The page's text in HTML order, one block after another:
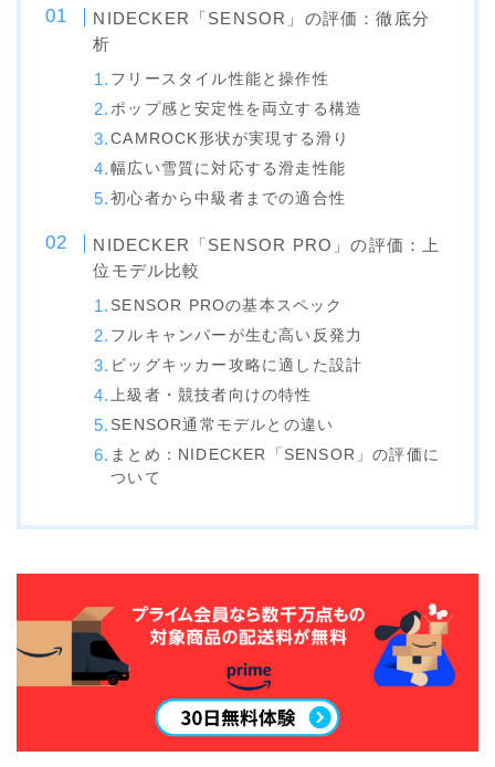
FIX
FLOW
NIDECKER
Now
SALOMON
UNION
YONEX
DEELUXE
FLUX
K2
NIDECKER「SENSOR」の評価：徹底分
析
フリースタイル性能と操作性
ポップ感と安定性を両立する構造
CAMROCK形状が実現する滑り
幅広い雪質に対応する滑走性能
初心者から中級者までの適合性
NIDECKER「SENSOR PRO」の評価：上
位モデル比較
SENSOR PROの基本スペック
フルキャンバーが生む高い反発力
ビッグキッカー攻略に適した設計
上級者・競技者向けの特性
SENSOR通常モデルとの違い
まとめ：NIDECKER「SENSOR」の評価に
ついて